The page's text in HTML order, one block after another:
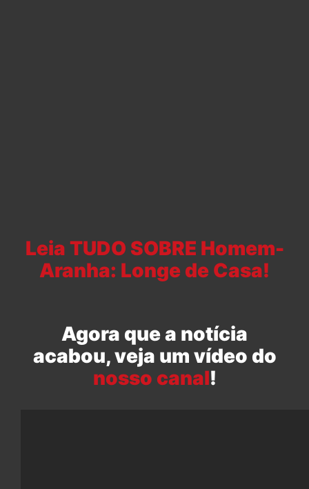
Leia TUDO SOBRE Homem-
Aranha: Longe de Casa!
Agora que a notícia
acabou, veja um vídeo do
nosso canal!